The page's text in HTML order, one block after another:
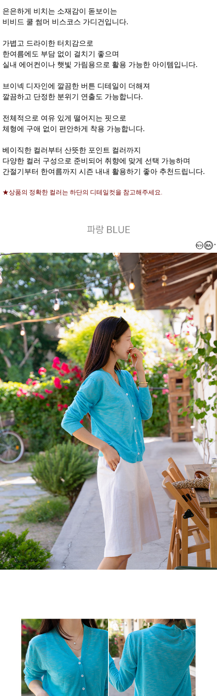
은은하게 비치는 소재감이 돋보이는
비비드 쿨 썸머 비스코스 가디건입니다.
가볍고 드라이한 터치감으로
한여름에도 부담 없이 걸치기 좋으며
실내 에어컨이나 햇빛 가림용으로 활용 가능한 아이템입니다.
브이넥 디자인에 깔끔한 버튼 디테일이 더해져
깔끔하고 단정한 분위기 연출도 가능합니다.
전체적으로 여유 있게 떨어지는 핏으로
체형에 구애 없이 편안하게 착용 가능합니다.
베이직한 컬러부터 산뜻한 포인트 컬러까지
다양한 컬러 구성으로 준비되어 취향에 맞게 선택 가능하며
간절기부터 한여름까지 시즌 내내 활용하기 좋아 추천드립니다.
★상품의 정확한 컬러는 하단의 디테일컷을 참고해주세요.